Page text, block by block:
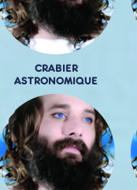
CRABIER
ASTRONOMIQUE